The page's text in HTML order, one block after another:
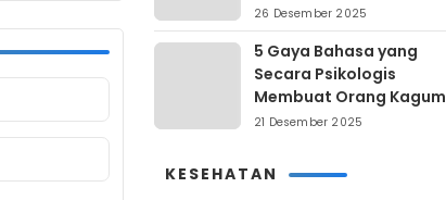
26 Desember 2025
5 Gaya Bahasa yang
Secara Psikologis
Membuat Orang Kagum
21 Desember 2025
KESEHATAN